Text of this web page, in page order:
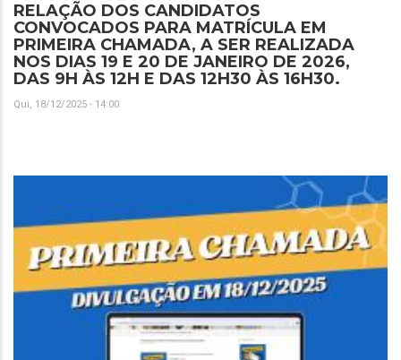
RELAÇÃO DOS CANDIDATOS
CONVOCADOS PARA MATRÍCULA EM
PRIMEIRA CHAMADA, A SER REALIZADA
NOS DIAS 19 E 20 DE JANEIRO DE 2026,
DAS 9H ÀS 12H E DAS 12H30 ÀS 16H30.
Qui, 18/12/2025 - 14:00